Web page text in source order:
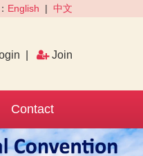
English | 中文
Join
Contact